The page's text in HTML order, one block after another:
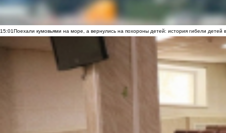
15:01Поехали кумовьями на море, а вернулись на похороны детей: история гибели детей